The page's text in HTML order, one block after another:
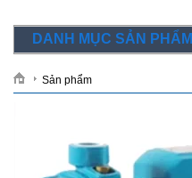
DANH MỤC SẢN PHẨM
Sản phẩm